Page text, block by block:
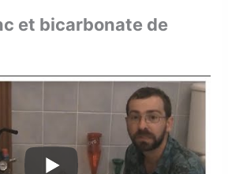
et bicarbonate de